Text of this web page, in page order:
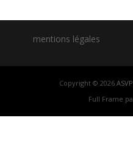
mentions légales
Copyright © 2026
Full Frame